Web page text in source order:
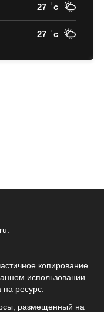
27 c
27 c
копирование
использовании
ресурс.
размещенный на